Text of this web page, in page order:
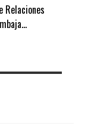
Relaciones